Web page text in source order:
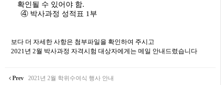
확인될 수 있어야 함.
④ 박사과정 성적표 1 부
보다 더 자세한 사항은 첨부파일을 확인하여 주시고
2021년 2월 박사과정 자격시험 대상자에게는 메일 안내드렸습니다
Prev 2021년 2월 학위수여식 행사 안내